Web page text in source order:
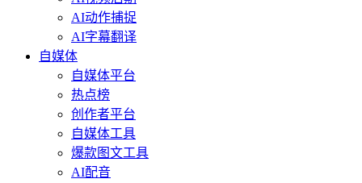
AI动作捕捉
AI字幕翻译
自媒体
自媒体平台
热点榜
创作者平台
自媒体工具
爆款图文工具
AI配音